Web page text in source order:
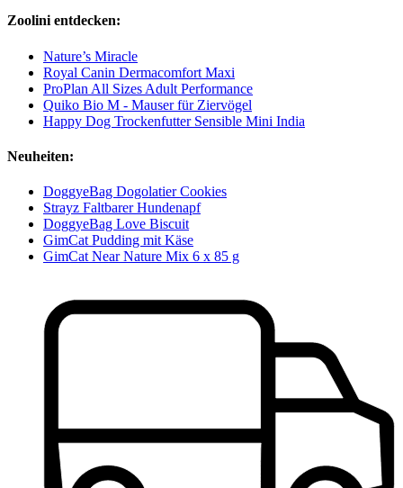
Zoolini entdecken:
Nature’s Miracle
Royal Canin Dermacomfort Maxi
ProPlan All Sizes Adult Performance
Quiko Bio M - Mauser für Ziervögel
Happy Dog Trockenfutter Sensible Mini India
Neuheiten:
DoggyeBag Dogolatier Cookies
Strayz Faltbarer Hundenapf
DoggyeBag Love Biscuit
GimCat Pudding mit Käse
GimCat Near Nature Mix 6 x 85 g